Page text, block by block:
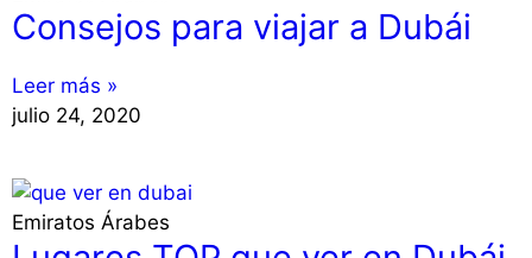
Consejos para viajar a Dubái
Leer más »
julio 24, 2020
Emiratos Árabes